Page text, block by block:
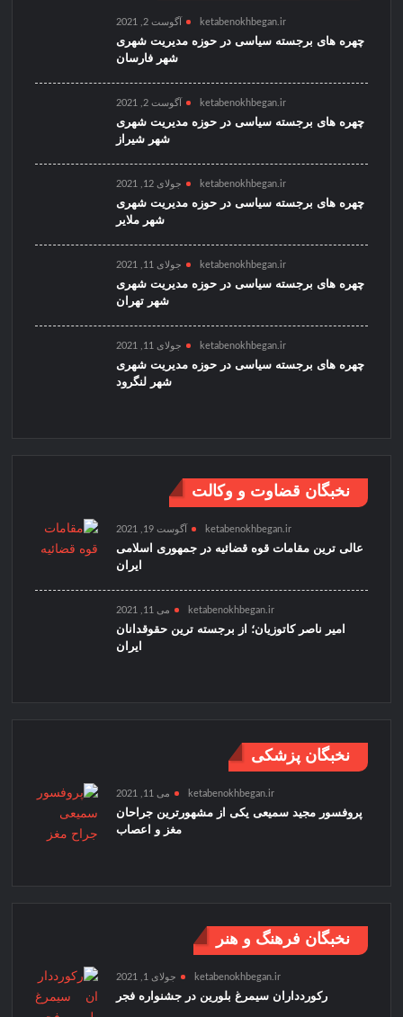
ketabenokhbegan.ir آگوست 2, 2021
چهره های برجسته سیاسی در حوزه مدیریت شهری
شهر فارسان
ketabenokhbegan.ir آگوست 2, 2021
چهره های برجسته سیاسی در حوزه مدیریت شهری
شهر شیراز
ketabenokhbegan.ir جولای 12, 2021
چهره های برجسته سیاسی در حوزه مدیریت شهری
شهر ملایر
ketabenokhbegan.ir جولای 11, 2021
چهره های برجسته سیاسی در حوزه مدیریت شهری
شهر تهران
ketabenokhbegan.ir جولای 11, 2021
چهره های برجسته سیاسی در حوزه مدیریت شهری
شهر لنگرود
نخبگان قضاوت و وکالت
ketabenokhbegan.ir آگوست 19, 2021
عالی ترین مقامات قوه قضائیه در جمهوری اسلامی
ایران
ketabenokhbegan.ir می 11, 2021
امیر ناصر کاتوزیان؛ از برجسته ترین حقوقدانان
ایران
نخبگان پزشکی
ketabenokhbegan.ir می 11, 2021
پروفسور مجید سمیعی یکی از مشهورترین جراحان
مغز و اعصاب
نخبگان فرهنگ و هنر
ketabenokhbegan.ir جولای 1, 2021
رکوردداران سیمرغ بلورین در جشنواره فجر